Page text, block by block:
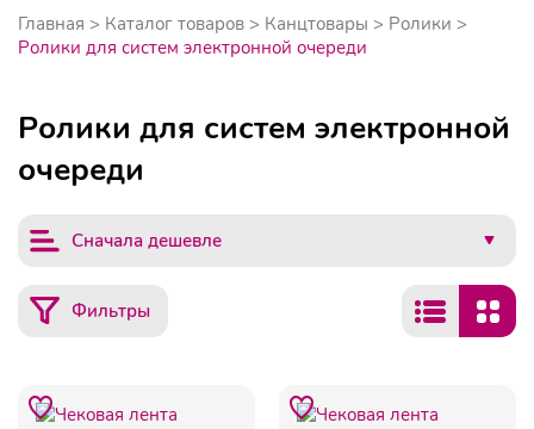
Главная Каталог товаров Канцтовары
Ролики
Ролики для систем электронной очереди
Ролики для систем электронной
очереди
Сначала дешевле
Фильтры